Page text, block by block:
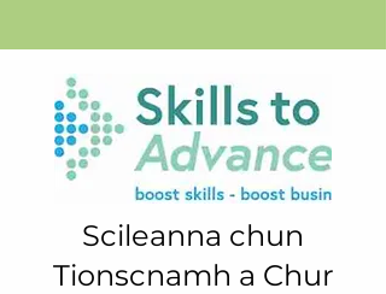
Scileanna chun
Tionscnamh a Chur